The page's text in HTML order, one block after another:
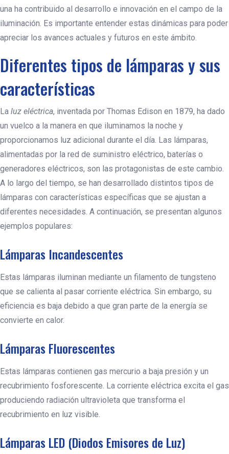
una ha contribuido al desarrollo e innovación en el campo de la
iluminación. Es importante entender estas dinámicas para poder
apreciar los avances actuales y futuros en este ámbito.
Diferentes tipos de lámparas y sus
características
La luz eléctrica, inventada por Thomas Edison en 1879, ha dado
un vuelco a la manera en que iluminamos la noche y
proporcionamos luz adicional durante el día. Las lámparas,
alimentadas por la red de suministro eléctrico, baterías o
generadores eléctricos, son las protagonistas de este cambio.
A lo largo del tiempo, se han desarrollado distintos tipos de
lámparas con características específicas que se ajustan a
diferentes necesidades. A continuación, se presentan algunos
ejemplos populares:
Lámparas Incandescentes
Estas lámparas iluminan mediante un filamento de tungsteno
que se calienta al pasar corriente eléctrica. Sin embargo, su
eficiencia es baja debido a que gran parte de la energía se
convierte en calor.
Lámparas Fluorescentes
Estas lámparas contienen gas mercurio a baja presión y un
recubrimiento fosforescente. La corriente eléctrica excita el gas
produciendo radiación ultravioleta que transforma el
recubrimiento en luz visible.
Lámparas LED (Diodos Emisores de Luz)